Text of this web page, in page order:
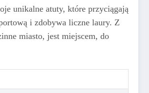
unikalne atuty, które przyciągają
i zdobywa liczne laury. Z
miasto, jest miejscem, do